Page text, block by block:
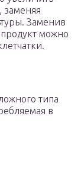
заменяя
Заменив
можно
типа
в